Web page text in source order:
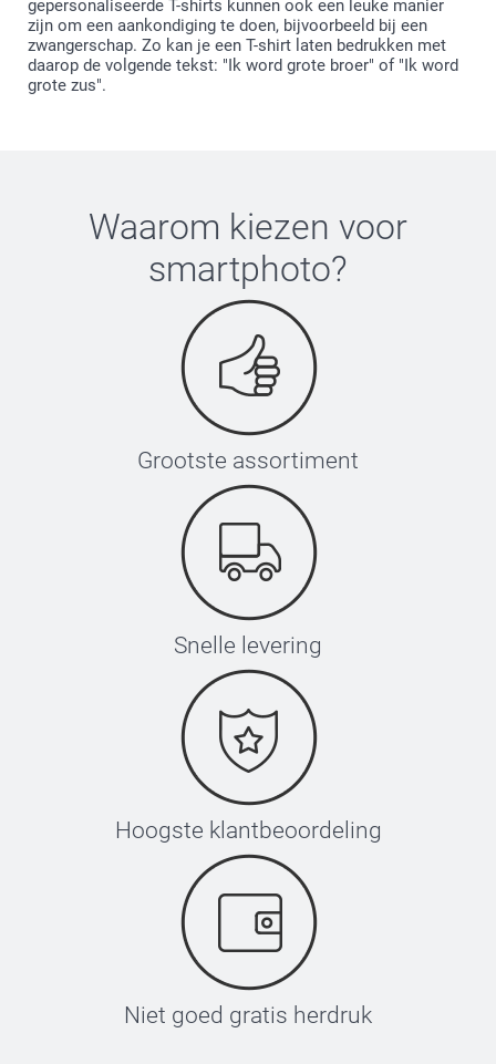
gepersonaliseerde T-shirts kunnen ook een leuke manier
zijn om een aankondiging te doen, bijvoorbeeld bij een
zwangerschap. Zo kan je een T-shirt laten bedrukken met
daarop de volgende tekst: "Ik word grote broer" of "Ik word
grote zus".
Waarom kiezen voor
smartphoto?
Grootste assortiment
Snelle levering
Hoogste klantbeoordeling
Niet goed gratis herdruk